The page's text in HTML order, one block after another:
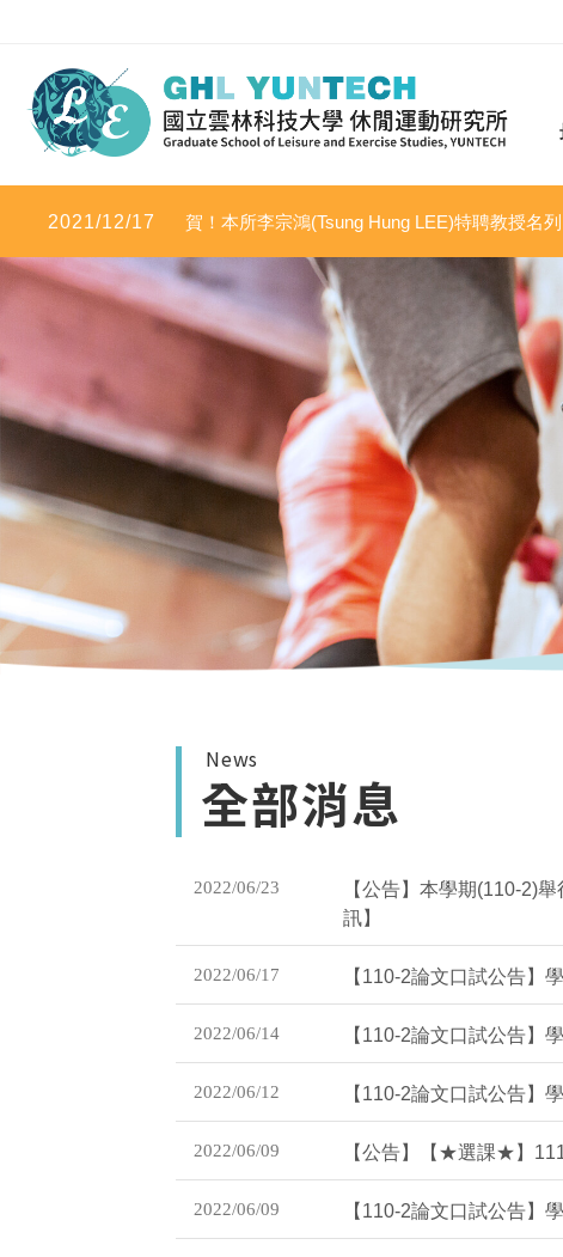
2021/12/17
賀！本所李宗鴻(Tsung Hung LEE)特聘教授名
News
全部消息
2022/06/23
【公告】本學期(110-2)
訊】
2022/06/17 【110-2論文口試公告】
2022/06/14 【110-2論文口試公告】
2022/06/12 【110-2論文口試公告】
2022/06/09 【公告】【★選課★】
2022/06/09 【110-2論文口試公告】